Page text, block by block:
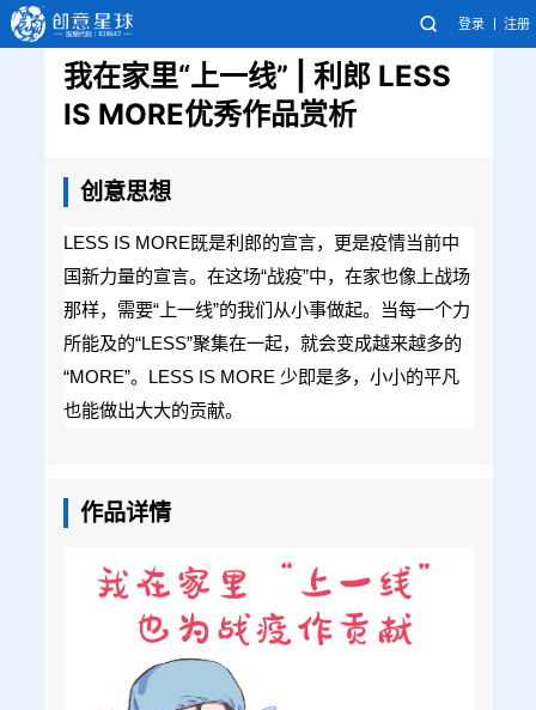
登录 注册
我在家里“上一线” | 利郎 LESS
IS MORE优秀作品赏析
创意思想
LESS IS MORE既是利郎的宣言，更是疫情当前中
国新力量的宣言。在这场“战疫”中，在家也像上战场
那样，需要“上一线”的我们从小事做起。当每一个力
所能及的“LESS”聚集在一起，就会变成越来越多的
“MORE”。LESS IS MORE 少即是多，小小的平凡
也能做出大大的贡献。
作品详情